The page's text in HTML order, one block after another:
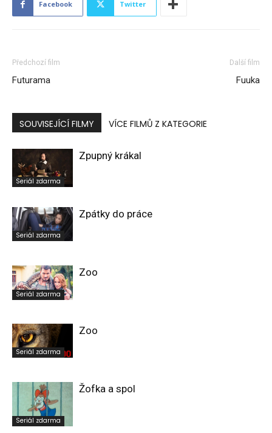
Facebook Twitter
Předchozí film
Futurama
Další film
Fuuka
SOUVISEJÍCÍ FILMY VÍCE FILMŮ Z KATEGORIE
Seriál zdarma
Zpupný krákal
Seriál zdarma
Zpátky do práce
Seriál zdarma
Zoo
Seriál zdarma
Zoo
Seriál zdarma
Žofka a spol